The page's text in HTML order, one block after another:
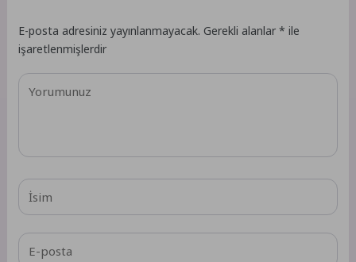
E-posta adresiniz yayınlanmayacak. Gerekli alanlar* ile
işaretlenmişlerdir